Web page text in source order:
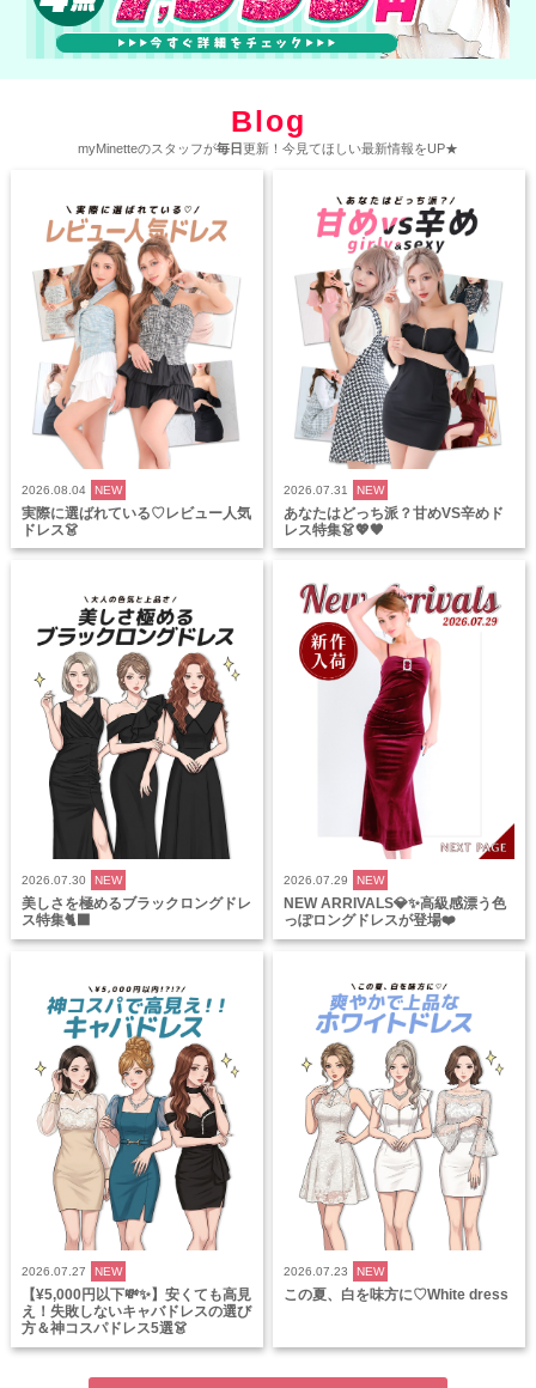
Blog
myMinetteのスタッフが毎日更新！今見てほしい最新情報をUP★
2026.08.04 NEW
実際に選ばれている♡レビュー人気
ドレス👗
2026.07.31 NEW
あなたはどっち派？甘めVS辛めド
レス特集👗💖🖤
2026.07.30 NEW
美しさを極めるブラックロングドレ
ス特集🐈‍⬛
2026.07.29 NEW
NEW ARRIVALS💎✨高級感漂う色
っぽロングドレスが登場❤️
2026.07.27 NEW
【¥5,000円以下💸✨】安くても高見
え！失敗しないキャバドレスの選び
方＆神コスパドレス5選👗
2026.07.23 NEW
この夏、白を味方に♡White dress